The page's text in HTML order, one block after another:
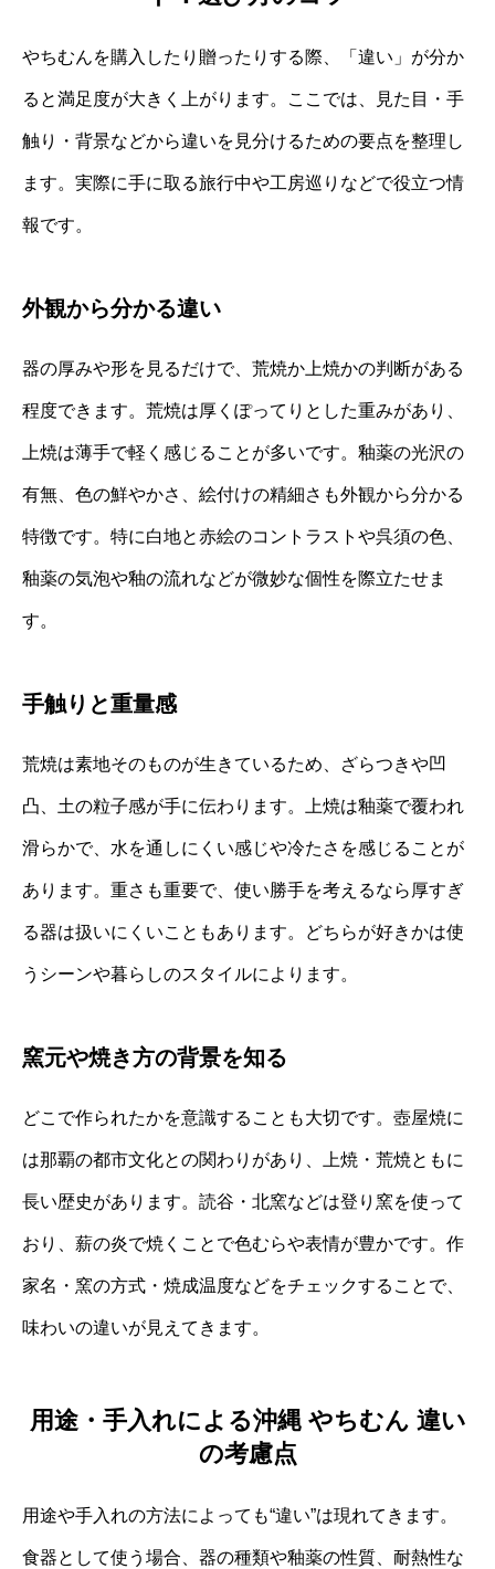
やちむんを購入したり贈ったりする際、「違い」が分か
ると満足度が大きく上がります。ここでは、見た目・手
触り・背景などから違いを見分けるための要点を整理し
ます。実際に手に取る旅行中や工房巡りなどで役立つ情
報です。
外観から分かる違い
器の厚みや形を見るだけで、荒焼か上焼かの判断がある
程度できます。荒焼は厚くぽってりとした重みがあり、
上焼は薄手で軽く感じることが多いです。釉薬の光沢の
有無、色の鮮やかさ、絵付けの精細さも外観から分かる
特徴です。特に白地と赤絵のコントラストや呉須の色、
釉薬の気泡や釉の流れなどが微妙な個性を際立たせま
す。
手触りと重量感
荒焼は素地そのものが生きているため、ざらつきや凹
凸、土の粒子感が手に伝わります。上焼は釉薬で覆われ
滑らかで、水を通しにくい感じや冷たさを感じることが
あります。重さも重要で、使い勝手を考えるなら厚すぎ
る器は扱いにくいこともあります。どちらが好きかは使
うシーンや暮らしのスタイルによります。
窯元や焼き方の背景を知る
どこで作られたかを意識することも大切です。壺屋焼に
は那覇の都市文化との関わりがあり、上焼・荒焼ともに
長い歴史があります。読谷・北窯などは登り窯を使って
おり、薪の炎で焼くことで色むらや表情が豊かです。作
家名・窯の方式・焼成温度などをチェックすることで、
味わいの違いが見えてきます。
用途・手入れによる沖縄 やちむん 違い
の考慮点
用途や手入れの方法によっても“違い”は現れてきます。
食器として使う場合、器の種類や釉薬の性質、耐熱性な